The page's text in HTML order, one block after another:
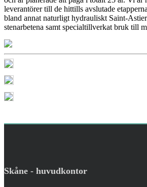
leverantörer till de hittills avslutade
bland annat naturligt hydrauliskt Saint-
stenarbetena samt specialtillverkat bruk till
Skåne - huvudkontor